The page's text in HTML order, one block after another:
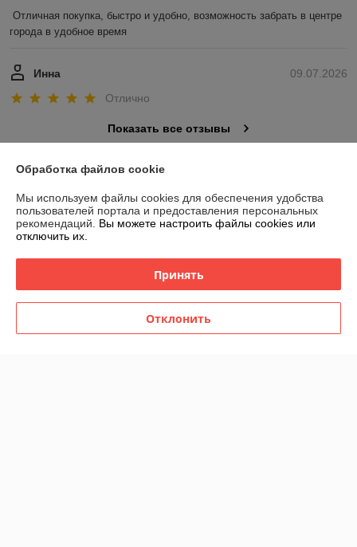
Отличная покупка, быстро и удобно, возможность забрать в центре
города в удобное время
09.07.2026
Инна
Отлично
Показать все отзывы
Контакты
Доставка и оплата
Полная версия сайта
Обработка файлов cookie
Мы используем файлы cookies для обеспечения удобства
пользователей портала и предоставления персональных
рекомендаций. Вы можете настроить файлы cookies или
отключить их.
Принять
Отклонить